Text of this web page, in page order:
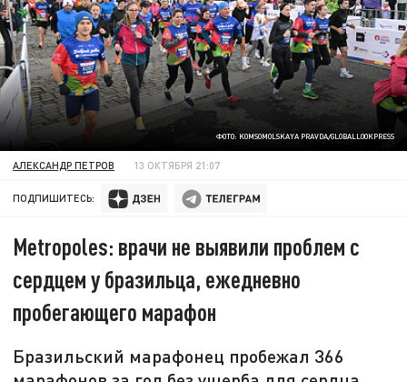
ФОТО: KOMSOMOLSKAYA PRAVDA/GLOBALLOOKPRESS
АЛЕКСАНДР ПЕТРОВ 13 ОКТЯБРЯ 21:07
ПОДПИШИТЕСЬ:
Metropoles: врачи не выявили проблем с
сердцем у бразильца, ежедневно
пробегающего марафон
Бразильский марафонец пробежал 366